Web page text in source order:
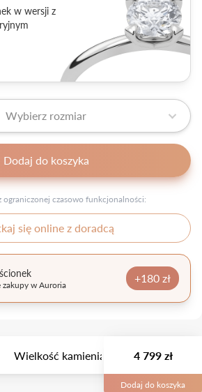
w wersji z
Wybierz rozmiar
Dodaj do koszyka
ograniczonej czasowo funkcjonalności:
się online z doradcą
w Auroria +180 zł
Wielkość kamienia Opis
4 799 zł
Dodaj do koszyka